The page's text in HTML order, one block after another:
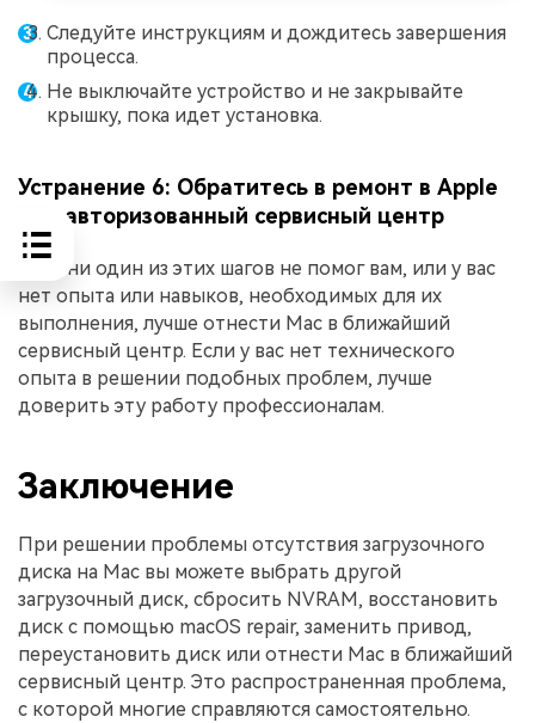
Следуйте инструкциям и дождитесь завершения
процесса.
Не выключайте устройство и не закрывайте
крышку, пока идет установка.
Устранение 6: Обратитесь в ремонт в Apple
или авторизованный сервисный центр
Если ни один из этих шагов не помог вам, или у вас
нет опыта или навыков, необходимых для их
выполнения, лучше отнести Mac в ближайший
сервисный центр. Если у вас нет технического
опыта в решении подобных проблем, лучше
доверить эту работу профессионалам.
Заключение
При решении проблемы отсутствия загрузочного
диска на Mac вы можете выбрать другой
загрузочный диск, сбросить NVRAM, восстановить
диск с помощью macOS repair, заменить привод,
переустановить диск или отнести Mac в ближайший
сервисный центр. Это распространенная проблема,
с которой многие справляются самостоятельно.